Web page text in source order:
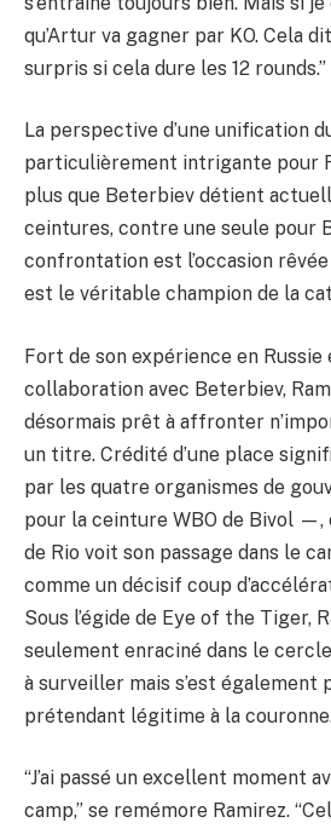
qu’Artur va gagner par KO. Cela
surpris si cela dure les 12 rounds.”
La perspective d’une unification
particulièrement intrigante pour
plus que Beterbiev détient
ceintures, contre une seule pour
confrontation est l’occasion
est le véritable champion de la
Fort de son expérience en Russie
collaboration avec Beterbiev,
désormais prêt à affronter
un titre. Crédité d’une place
par les quatre organismes de
pour la ceinture WBO de Bivol —,
de Rio voit son passage dans le
comme un décisif coup
Sous l’égide de Eye of the Tiger,
seulement enraciné dans le
à surveiller mais s’est également
prétendant légitime à la
“J’ai passé un excellent moment
camp,” se remémore Ramirez.